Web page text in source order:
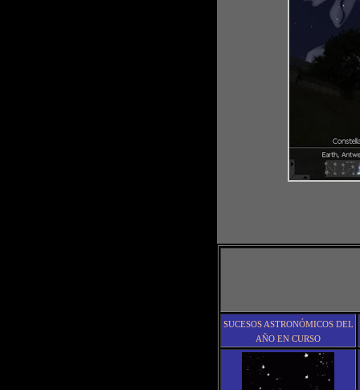
SUCESOS ASTRONÓMICOS DEL
AÑO EN CURSO